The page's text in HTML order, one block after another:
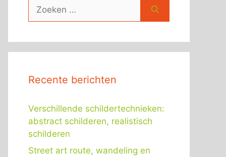
naar:
Recente berichten
Verschillende schildertechnieken:
abstract schilderen, realistisch
schilderen
Street art route, wandeling en